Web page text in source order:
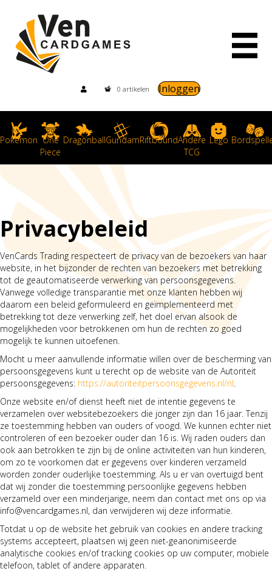
0 artikelen Inloggen
Pokemon One
Piece
DragonballGundamRiftboundAndere
TCG
Lego
Privacybeleid
VenCards Trading respecteert de privacy van de bezoekers van haar
website, in het bijzonder de rechten van bezoekers met betrekking
tot de geautomatiseerde verwerking van persoonsgegevens.
Vanwege volledige transparantie met onze klanten hebben wij
daarom een beleid geformuleerd en geïmplementeerd met
betrekking tot deze verwerking zelf, het doel ervan alsook de
mogelijkheden voor betrokkenen om hun de rechten zo goed
mogelijk te kunnen uitoefenen.
Mocht u meer aanvullende informatie willen over de bescherming van
persoonsgegevens kunt u terecht op de website van de Autoriteit
persoonsgegevens: https://autoriteitpersoonsgegevens.nl/nl.
Onze website en/of dienst heeft niet de intentie gegevens te
verzamelen over websitebezoekers die jonger zijn dan 16 jaar. Tenzij
ze toestemming hebben van ouders of voogd. We kunnen echter niet
controleren of een bezoeker ouder dan 16 is. Wij raden ouders dan
ook aan betrokken te zijn bij de online activiteiten van hun kinderen,
om zo te voorkomen dat er gegevens over kinderen verzameld
worden zonder ouderlijke toestemming. Als u er van overtuigd bent
dat wij zonder die toestemming persoonlijke gegevens hebben
verzameld over een minderjarige, neem dan contact met ons op via
info@vencardgames.nl, dan verwijderen wij deze informatie.
Totdat u op de website het gebruik van cookies en andere tracking
systems accepteert, plaatsen wij geen niet-geanonimiseerde
analytische cookies en/of tracking cookies op uw computer, mobiele
telefoon, tablet of andere apparaten.